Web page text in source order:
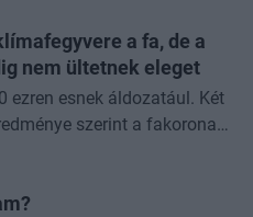
a fa, de a
nem ültetnek eleget
ezren esnek áldozatául. Két
szerint a fakorona